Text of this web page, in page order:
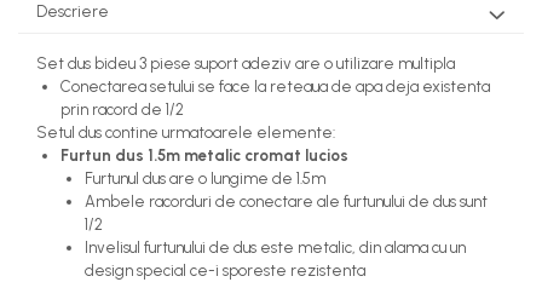
Descriere
Set dus bideu 3 piese suport adeziv are o utilizare multipla
Conectarea setului se face la reteaua de apa deja existenta
prin racord de 1/2
Setul dus contine urmatoarele elemente:
Furtun dus 1.5m metalic cromat lucios
Furtunul dus are o lungime de 1.5m
Ambele racorduri de conectare ale furtunului de dus sunt
1/2
Invelisul furtunului de dus este metalic, din alama cu un
design special ce-i sporeste rezistenta